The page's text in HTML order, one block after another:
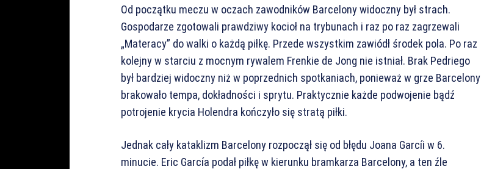
Od początku meczu w oczach zawodników Barcelony widoczny był strach.
Gospodarze zgotowali prawdziwy kocioł na trybunach i raz po raz zagrzewali
„Materacy” do walki o każdą piłkę. Przede wszystkim zawiódł środek pola. Po raz
kolejny w starciu z mocnym rywalem Frenkie de Jong nie istniał. Brak Pedriego
był bardziej widoczny niż w poprzednich spotkaniach, ponieważ w grze Barcelony
brakowało tempa, dokładności i sprytu. Praktycznie każde podwojenie bądź
potrojenie krycia Holendra kończyło się stratą piłki.
Jednak cały kataklizm Barcelony rozpoczął się od błędu Joana Garcíi w 6.
minucie. Eric García podał piłkę w kierunku bramkarza Barcelony, a ten źle